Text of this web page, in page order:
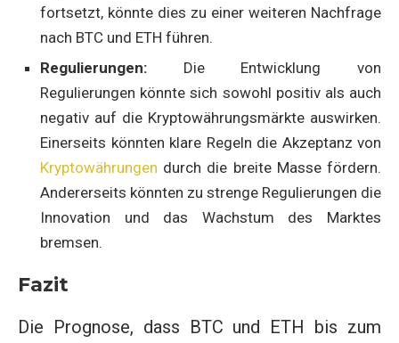
fortsetzt, könnte dies zu einer weiteren Nachfrage
nach BTC und ETH führen.
Regulierungen: Die Entwicklung von
Regulierungen könnte sich sowohl positiv als auch
negativ auf die Kryptowährungsmärkte auswirken.
Einerseits könnten klare Regeln die Akzeptanz von
Kryptowährungen durch die breite Masse fördern.
Andererseits könnten zu strenge Regulierungen die
Innovation und das Wachstum des Marktes
bremsen.
Fazit
Die Prognose, dass BTC und ETH bis zum